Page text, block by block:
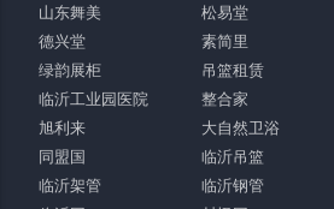
山东舞美
松易堂
德兴堂
素简里
绿韵展柜
吊篮租赁
临沂工业园医院
整合家
旭利来
大自然卫浴
同盟国
临沂吊篮
临沂架管
临沂钢管